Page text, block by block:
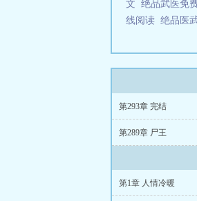
文 绝品武医免
线阅读 绝品医
第293章 完结
第289章 尸王
第1章 人情冷暖